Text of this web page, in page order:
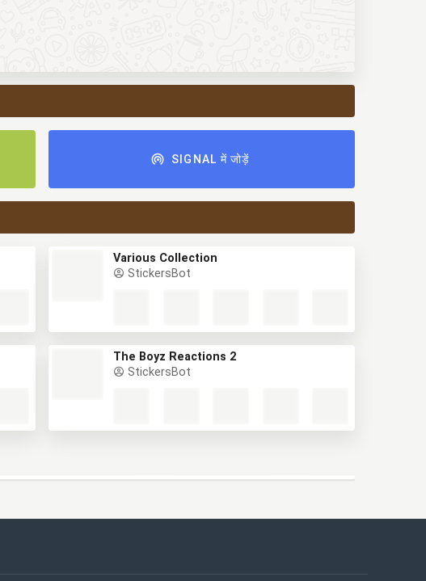
SIGNAL में जोड़ें
Various Collection
StickersBot
The Boyz Reactions 2
StickersBot